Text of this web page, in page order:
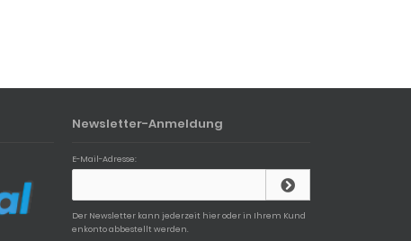
Newsletter-Anmeldung
E-Mail-Adresse:
Der Newsletter kann jederzeit hier oder in Ihrem Kund
enkonto abbestellt werden.